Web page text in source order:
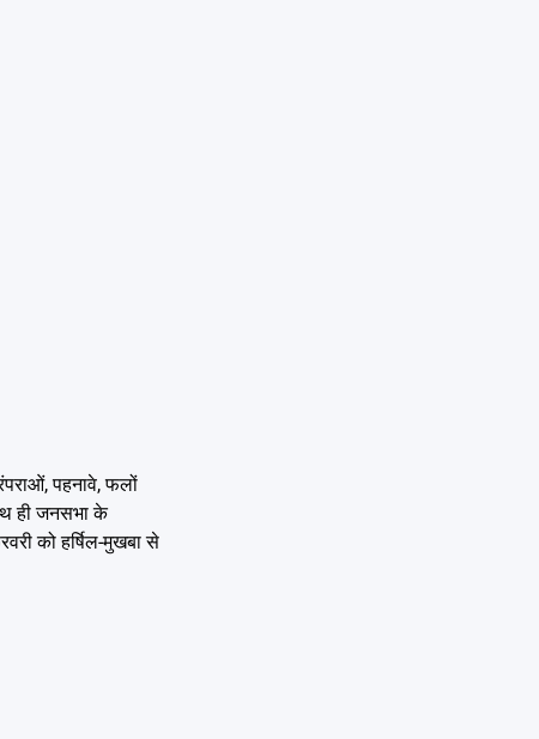
पहनावे, फलों
ही जनसभा के
को हर्षिल-मुखबा से